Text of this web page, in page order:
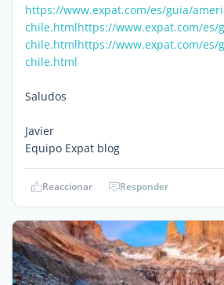
https://www.expat.com/es/guia/
chile.htmlhttps://www.expat.com/es/
chile.htmlhttps://www.expat.com/es/
chile.html
Saludos
Javier
Equipo Expat blog
Reaccionar Responder